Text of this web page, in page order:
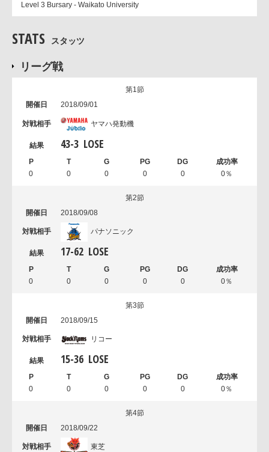
Level 3 Bursary - Waikato University
STATS スタッツ
リーグ戦
第1節
2018/09/01
ヤマハ発動機
43-3 LOSE
0 0 0 0 0 0％
第2節
2018/09/08
パナソニック
17-62 LOSE
0 0 0 0 0 0％
第3節
2018/09/15
リコー
15-36 LOSE
0 0 0 0 0 0％
第4節
2018/09/22
東芝